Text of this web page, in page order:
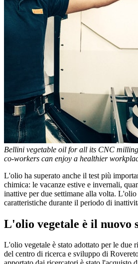
Bellini vegetable oil for all its CNC
co-workers can enjoy a healthier
L'olio ha superato anche il test più
chimica: le vacanze estive e invernali,
inattive per due settimane alla volta. L'olio
caratteristiche durante il periodo di
L'olio vegetale è il nuovo
L'olio vegetale è stato adottato per le due
del centro di ricerca e sviluppo di